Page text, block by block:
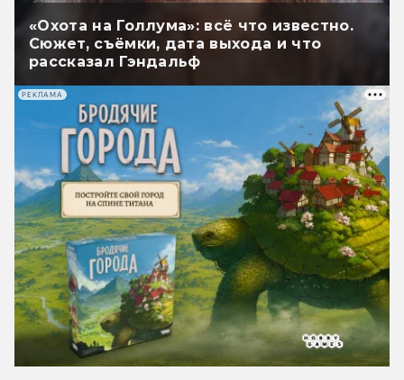
«Охота на Голлума»: всё что известно.
Сюжет, съёмки, дата выхода и что
рассказал Гэндальф
РЕКЛАМА